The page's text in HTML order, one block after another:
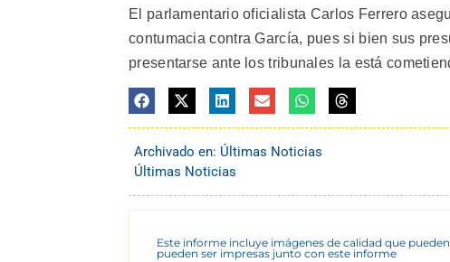
El parlamentario oficialista Carlos Ferrero
contumacia contra García, pues si bien sus
presentarse ante los tribunales la está
Archivado en: Últimas Noticias
Últimas Noticias
Este informe incluye imágenes de calidad que
pueden ser impresas junto con este informe